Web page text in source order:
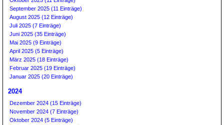
September 2025 (11 Einträge)
August 2025 (12 Einträge)
Juli 2025 (7 Einträge)
Juni 2025 (35 Einträge)
Mai 2025 (9 Einträge)
April 2025 (5 Einträge)
März 2025 (18 Einträge)
Februar 2025 (19 Einträge)
Januar 2025 (20 Einträge)
2024
Dezember 2024 (15 Einträge)
November 2024 (7 Einträge)
Oktober 2024 (5 Einträge)